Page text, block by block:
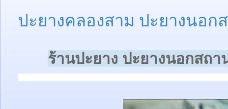
ปะยางคลองสาม ปะยางนอก
ร้านปะยาง ปะยางนอกสถ